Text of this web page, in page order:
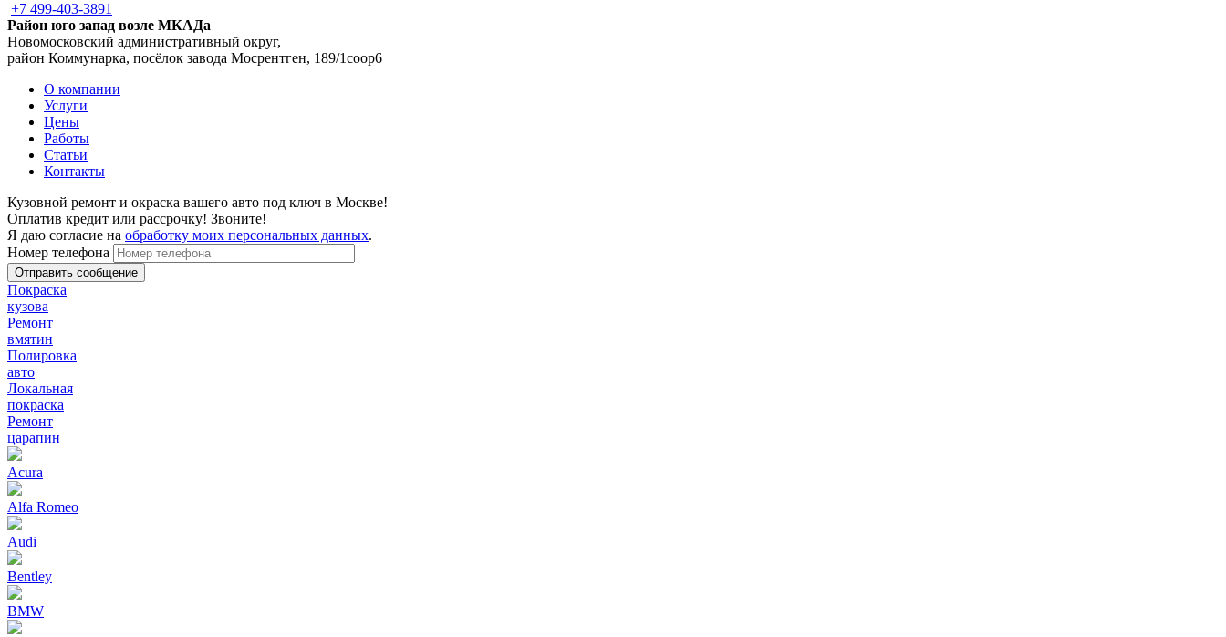
+7 499-403-3891
Район юго запад возле МКАДа
Новомосковский административный округ,
район Коммунарка, посёлок завода Мосрентген, 189/1соор6
О компании
Услуги
Цены
Работы
Статьи
Контакты
Кузовной ремонт и окраска вашего авто под ключ в Москве!
Оплатив кредит или рассрочку! Звоните!
Я даю согласие на обработку моих персональных данных.
Номер телефона
Покраска
кузова
Ремонт
вмятин
Полировка
авто
Локальная
покраска
Ремонт
царапин
Acura
Alfa Romeo
Audi
Bentley
BMW